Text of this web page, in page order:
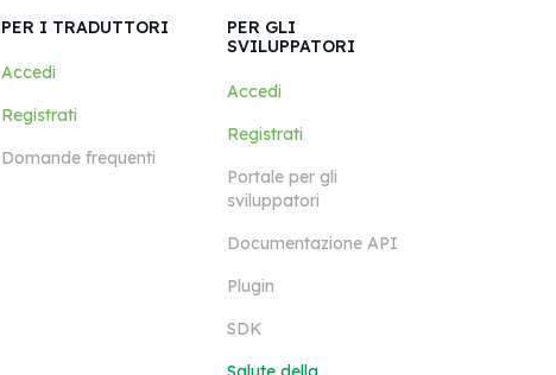
PER I TRADUTTORI
Accedi
Registrati
Domande frequenti
PER GLI
SVILUPPATORI
Accedi
Registrati
Portale per gli
sviluppatori
Documentazione API
Plugin
SDK